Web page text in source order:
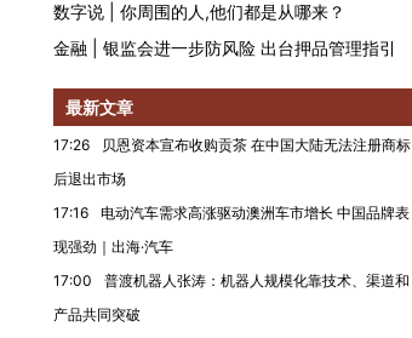
数字说
你周围的人,他们都是从哪来？
金融
银监会进一步防风险 出台押品管理指引
最新文章
17:26
贝恩资本宣布收购贡茶 在中国大陆无法注册商标
后退出市场
17:16
电动汽车需求高涨驱动澳洲车市增长 中国品牌表
现强劲｜出海·汽车
17:00
普渡机器人张涛：机器人规模化靠技术、渠道和
产品共同突破